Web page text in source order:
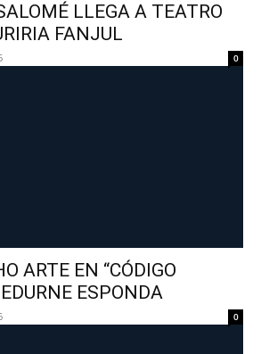
LLEGA A TEATRO
FANJUL
0
ARTE EN “CÓDIGO
ESPONDA
0